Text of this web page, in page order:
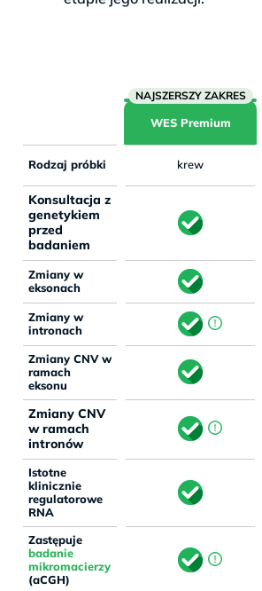
WES Premium
Rodzaj próbki krew
Konsultacja z
genetykiem
przed
badaniem
Zmiany w
eksonach
Zmiany w
intronach
Zmiany CNV w
ramach
eksonu
Zmiany CNV
w ramach
intronów
Istotne
klinicznie
regulatorowe
RNA
Zastępuje
badanie
mikromacierzy
(aCGH)